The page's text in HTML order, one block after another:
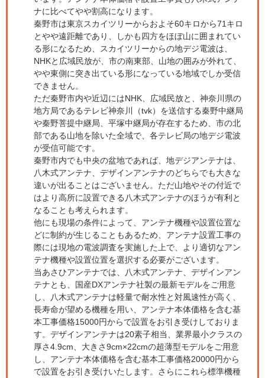
ナに比べてやや割高になります。
秦野市は東京スカイツリーからおよそ60キロから71キロ
とやや遠距離であり、しかも四方をほぼ山に囲まれてい
る形になるため、スカイツリーからの地デジ電波は、
NHKと広域民放が、市の南東部、山地の囲みが外れて、
やや東側に突き出ている形になっている地域でしか受信
できません。
ただ秦野市内や近辺にはNHK、広域民放と、神奈川県の
地方局であるテレビ神奈川（tvk）を送信する秦野中継局
や秦野菩提中継局、平塚中継局が存在するため、市の北
部である山地を除いた全域で、各テレビ局の地デジ電波
が受信可能です。
秦野市内でも中央の盆地であれば、地デジアンテナは、
八木式アンテナ、デザインアンテナのどちらでも大きな
違いが出ることはございません。ただ山地やその付近で
はより高所に設置できる八木式アンテナのほうが有利と
なることも考えられます。
他にも現場の条件によって、アンテナ機種や設置位置な
どに制約が生じることもあるため、アンテナ設置工事の
際には現地の電波調査を実施した上で、より適切なアン
テナ機種や設置位置を選択する必要がございます。
当あさひアンテナでは、八木式アンテナ、デザインアン
テナとも、国産DXアンテナ社製の最新モデルをご用意
し、八木式アンテナは軽量で耐水性と対風速性が高く、
長寿命が望める機種を用い、アンテナ本体価格を含む基
本工事価格15000円からで設置をお引き受けしておりま
す。デザインアンテナは20素子相当、業界最小クラスの
厚さ4.9cm、大きさ9cm×22cmの超薄型モデルをご用意
し、アンテナ本体価格を含む基本工事価格20000円から
で設置をお引き受けいたします。さらにこれら標準機種